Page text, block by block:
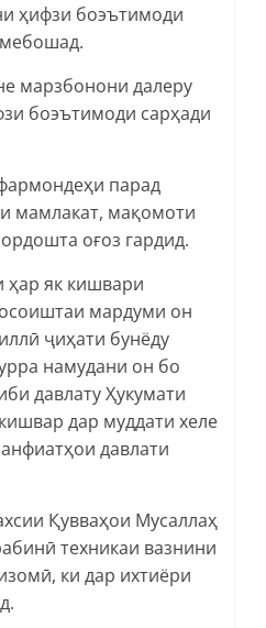
ҳифзи боэътимоди
марзбонони далеру
боэътимоди сарҳади
парад
мамлакат, мақомоти
оғоз гардид.
ҳар як кишвари
мардуми он
ҷиҳати бунёду
намудани он бо
давлату Ҳукумати
дар муддати хеле
давлати
Қувваҳои Мусаллаҳ
техникаи вазнини
ки дар ихтиёри